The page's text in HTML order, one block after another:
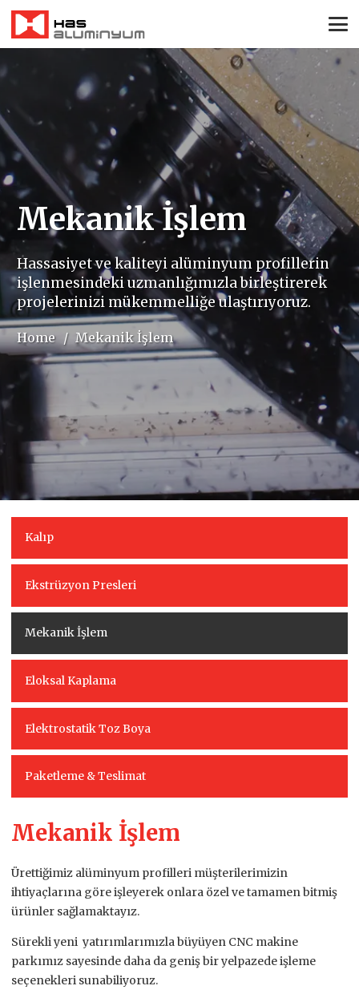
Mekanik İşlem
Hassasiyet ve kaliteyi alüminyum profillerin
işlenmesindeki uzmanlığımızla birleştirerek
projelerinizi mükemmelliğe ulaştırıyoruz.
Home / Mekanik İşlem
Kalıp
Ekstrüzyon Presleri
Mekanik İşlem
Eloksal Kaplama
Elektrostatik Toz Boya
Paketleme & Teslimat
Mekanik İşlem
Ürettiğimiz alüminyum profilleri müşterilerimizin
ihtiyaçlarına göre işleyerek onlara özel ve tamamen bitmiş
ürünler sağlamaktayız.
Sürekli yeni yatırımlarımızla büyüyen CNC makine
parkımız sayesinde daha da geniş bir yelpazede işleme
seçenekleri sunabiliyoruz.